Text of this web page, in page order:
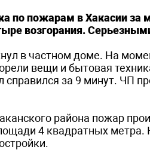
по пожарам в Хакасии
возгорания.
в частном доме. На
вещи и бытовая
за 9 минут. ЧП
района пожар
4 квадратных метра.